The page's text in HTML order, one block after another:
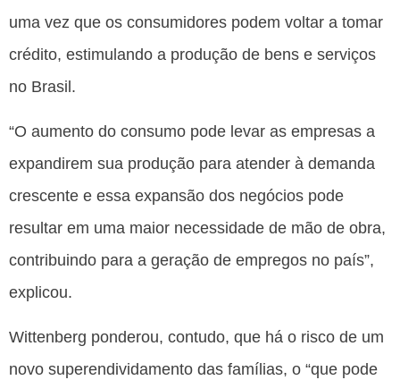
uma vez que os consumidores podem voltar a tomar
crédito, estimulando a produção de bens e serviços
no Brasil.
“O aumento do consumo pode levar as empresas a
expandirem sua produção para atender à demanda
crescente e essa expansão dos negócios pode
resultar em uma maior necessidade de mão de obra,
contribuindo para a geração de empregos no país”,
explicou.
Wittenberg ponderou, contudo, que há o risco de um
novo superendividamento das famílias, o “que pode